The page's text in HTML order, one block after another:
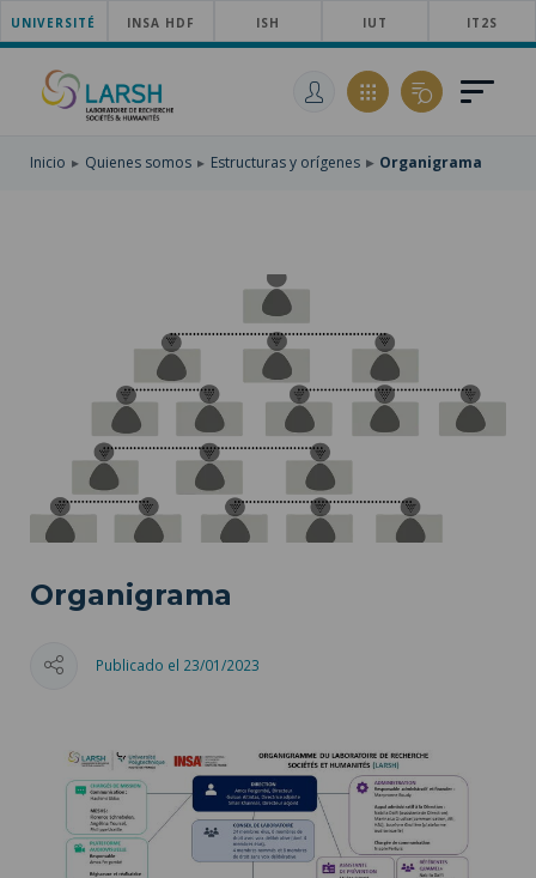
SKIP
TO
MAIN
NAVIGATION
PASAR
AL
CONTENIDO
SKIP
TO
UNIVERSITÉ INSA HDF ISH IUT IT2S
Inicio Quienes somos Estructuras y orígenes Organigrama
Organigrama
Publicado el 23/01/2023